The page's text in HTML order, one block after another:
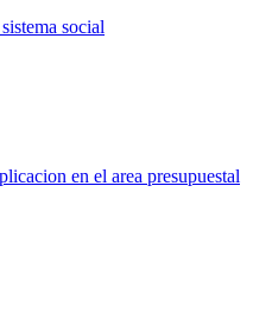
social
en el area presupuestal